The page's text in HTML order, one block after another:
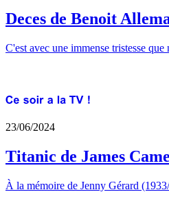
Deces de Benoit
C'est avec une immense tristesse
23/06/2024
Titanic de James
À la mémoire de Jenny Gérard